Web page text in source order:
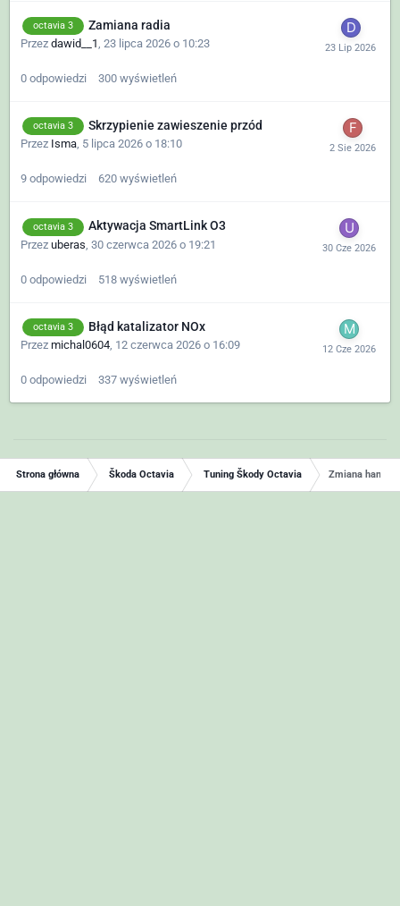
octavia 3 Zamiana radia
Przez dawid__1, 23 lipca 2026 o 10:23
0 odpowiedzi 300 wyświetleń
octavia 3 Skrzypienie zawieszenie przód
Przez Isma, 5 lipca 2026 o 18:10
9 odpowiedzi 620 wyświetleń
octavia 3 Aktywacja SmartLink O3
Przez uberas 30 czerwca 2026 o 19:21
0 odpowiedzi 518 wyświetleń
octavia 3 Błąd katalizator NOx
Przez michal0604, 12 czerwca 2026 o 16:09
0 odpowiedzi 337 wyświetleń
Strona główna Škoda Octavia Tuning Škody Octavia Zmiana